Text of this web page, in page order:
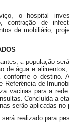
o hospital
contração de
de mobiliário,
a população
de água e
conforme o destino.
Referência de
vacinas para a
Concluída a
serão aplicadas no
realizado para